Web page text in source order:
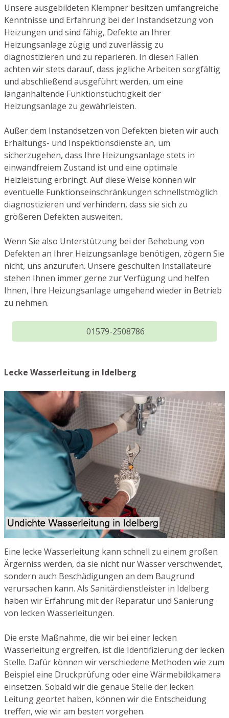
Unsere ausgebildeten Klempner besitzen umfangreiche
Kenntnisse und Erfahrung bei der Instandsetzung von
Heizungen und sind fähig, Defekte an Ihrer
Heizungsanlage zügig und zuverlässig zu
diagnostizieren und zu reparieren. In diesen Fällen
achten wir stets darauf, dass jegliche Arbeiten sorgfältig
und abschließend ausgeführt werden, um eine
langanhaltende Funktionstüchtigkeit der
Heizungsanlage zu gewährleisten.
Außer dem Instandsetzen von Defekten bieten wir auch
Erhaltungs- und Inspektionsdienste an, um
sicherzugehen, dass Ihre Heizungsanlage stets in
einwandfreiem Zustand ist und eine optimale
Heizleistung erbringt. Auf diese Weise können wir
eventuelle Funktionseinschränkungen schnellstmöglich
diagnostizieren und verhindern, dass sie sich zu
größeren Defekten ausweiten.
Wenn Sie also Unterstützung bei der Behebung von
Defekten an Ihrer Heizungsanlage benötigen, zögern Sie
nicht, uns anzurufen. Unsere geschulten Installateure
stehen Ihnen immer gerne zur Verfügung und helfen
Ihnen, Ihre Heizungsanlage umgehend wieder in Betrieb
zu nehmen.
01579-2508786
Lecke Wasserleitung in Idelberg
Eine lecke Wasserleitung kann schnell zu einem großen
Ärgerniss werden, da sie nicht nur Wasser verschwendet,
sondern auch Beschädigungen an dem Baugrund
verursachen kann. Als Sanitärdienstleister in Idelberg
haben wir Erfahrung mit der Reparatur und Sanierung
von lecken Wasserleitungen.
Die erste Maßnahme, die wir bei einer lecken
Wasserleitung ergreifen, ist die Identifizierung der lecken
Stelle. Dafür können wir verschiedene Methoden wie zum
Beispiel eine Druckprüfung oder eine Wärmebildkamera
einsetzen. Sobald wir die genaue Stelle der lecken
Leitung geortet haben, können wir die Entscheidung
treffen, wie wir am besten vorgehen.